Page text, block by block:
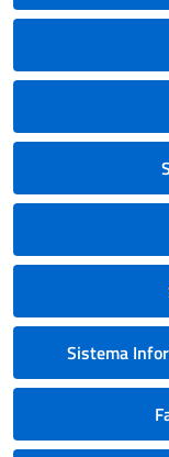
Sistema